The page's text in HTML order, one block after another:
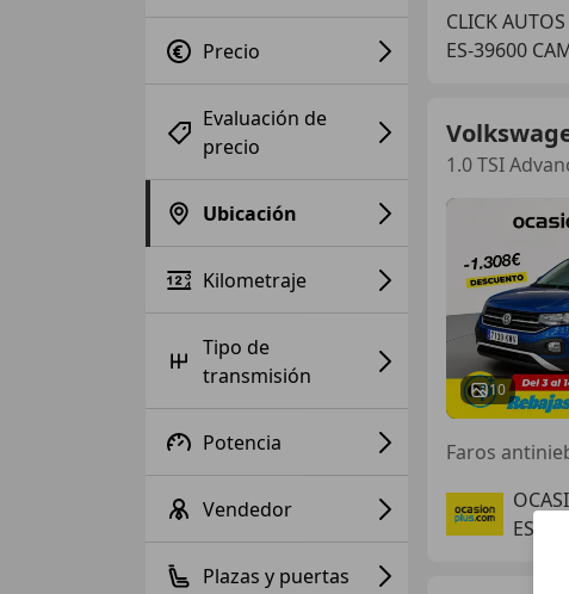
Precio
Evaluación de
precio
Ubicación
Kilometraje
Tipo de
transmisión
Potencia
Vendedor
Plazas y puertas
CLICK
ES-39600
1.0 TSI
10
Faros
ES-